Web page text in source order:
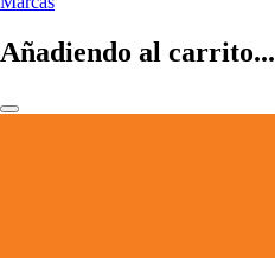
Añadiendo al carrito...